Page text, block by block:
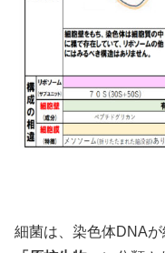
細菌は、染色体DNA